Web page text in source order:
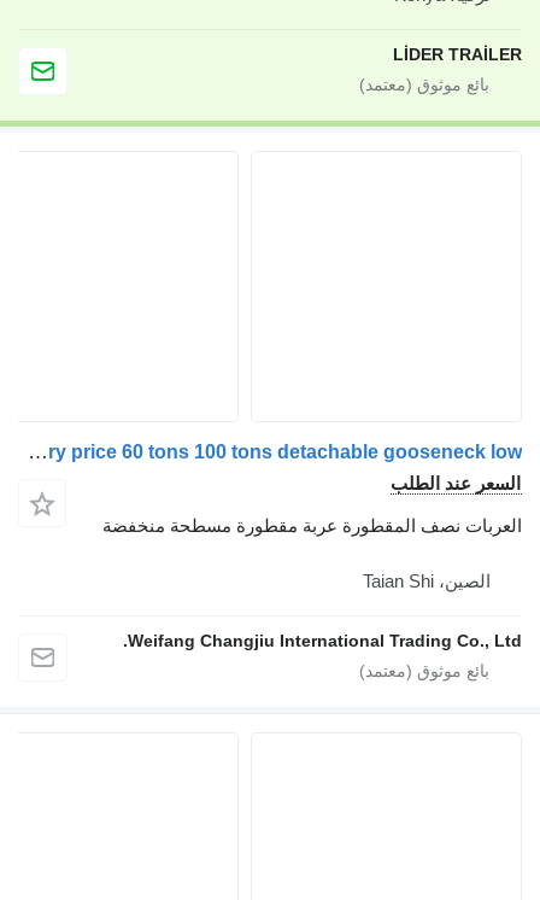
LİDER
Chinese factory price 60 tons 100 tons detachable gooseneck low
عند الطلب
نصف المقطورة عربة مقطورة مسطحة منخفضة
الصين، Taian Shi
Weifang Changjiu International Trading